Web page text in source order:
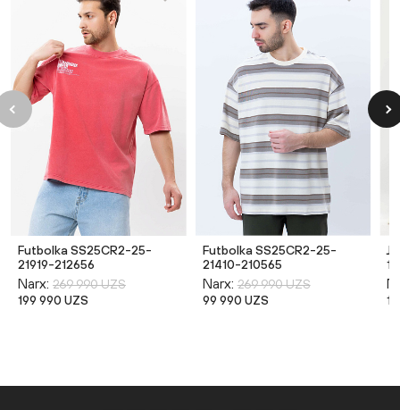
Futbolka SS25CR2-25-
21919-212656
Narx: 269 990 UZS
199 990 UZS
Futbolka SS25CR2-25-
21410-210565
Narx: 269 990 UZS
99 990 UZS